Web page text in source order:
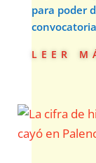
para poder
leer